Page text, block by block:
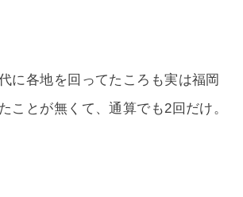
に各地を回ってたころも実は福岡
ことが無くて、通算でも2回だけ。